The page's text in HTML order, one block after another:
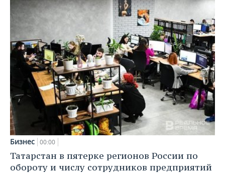
Бизнес 00:00
Татарстан в пятерке регионов России по
обороту и числу сотрудников предприятий